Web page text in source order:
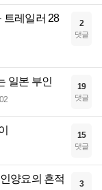
트레일러 28
2
댓글
일본 부인 19
댓글
15
댓글
양요의 흔적 3